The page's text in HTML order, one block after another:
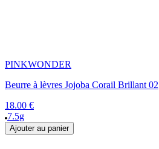
PINKWONDER
Beurre à lèvres Jojoba Corail Brillant 02
18.00 €
7.5g
Ajouter au panier